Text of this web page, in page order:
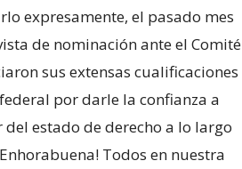
expresamente, el pasado mes
de nominación ante el Comité
sus extensas cualificaciones
por darle la confianza a
estado de derecho a lo largo
Todos en nuestra